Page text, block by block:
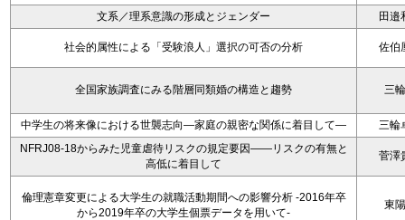
文系／理系意識の形成とジェンダー 田邉
社会的属性による「受験浪人」選択の可否の分析 佐伯
全国家族調査にみる階層同類婚の構造と趨勢 三
中学生の将来像における世襲志向―家庭の親密な関係に着目して―
三輪
NFRJ08-18からみた児童虐待リスクの規定要因――リスクの有無と
高低に着目して
菅澤
倫理憲章変更による大学生の就職活動期間への影響分析 -2016年卒
から2019年卒の大学生個票データを用いて-
東